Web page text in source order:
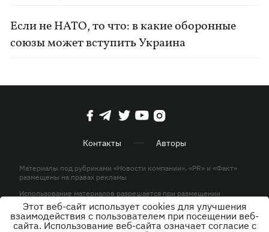
Если не НАТО, то что: в какие оборонные
союзы может вступить Украина
Контакты Авторы
Материалы под рубриками «Новости компании», «PR» и «Факт»
размещены на правах рекламы
Использование материалов разрешается при размещении
активной гиперссылки на KP.UA в первом абзаце.
© ООО «ЮЛАВ МЕДИА»,2026. Все права защищены.
Этот веб-сайт использует cookies для улучшения
взаимодействия с пользователем при посещении веб-
сайта. Использование веб-сайта означает согласие с